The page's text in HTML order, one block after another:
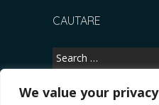
We value your privacy
CAUTARE
Search
for: